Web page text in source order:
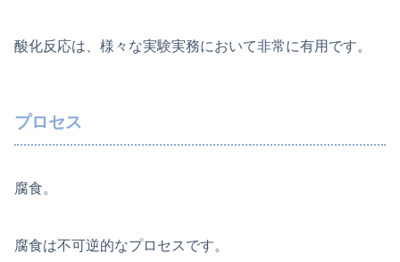
酸化反応は、様々な実験実務において非常に有用です。
プロセス
腐食。
腐食は不可逆的なプロセスです。